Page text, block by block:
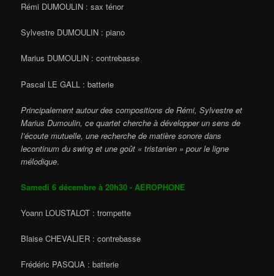
Rémi DUMOULIN : sax ténor
Sylvestre DUMOULIN : piano
Marius DUMOULIN : contrebasse
Pascal LE GALL : batterie
Principalement autour des compositions de Rémi, Sylvestre et
Marius Dumoulin, ce quartet cherche à développer un sens de
l’écoute mutuelle, une recherche de matière sonore dans
lecontinum du swing et une goût « tristanien » pour le ligne
mélodique.
Samedi 6 décembre à 20h30 - AEROPHONE
Yoann LOUSTALOT : trompette
Blaise CHEVALIER : contrebasse
Frédéric PASQUA : batterie